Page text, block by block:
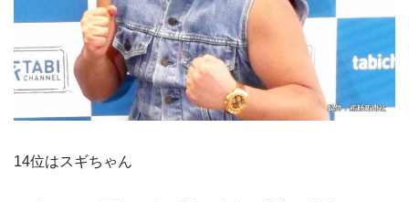
14位はスギちゃん